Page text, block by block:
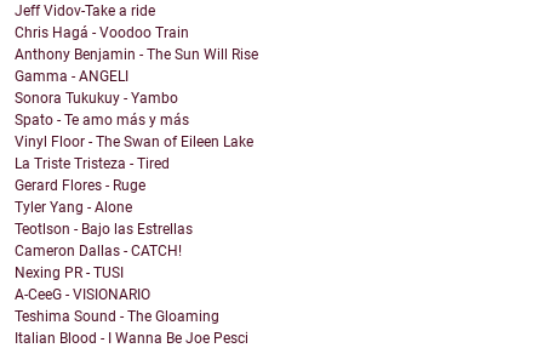
Jeff Vidov-Take a ride
Chris Hagá - Voodoo Train
Anthony Benjamin - The Sun Will Rise
Gamma - ANGELI
Sonora Tukukuy - Yambo
Spato - Te amo más y más
Vinyl Floor - The Swan of Eileen Lake
La Triste Tristeza - Tired
Gerard Flores - Ruge
Tyler Yang - Alone
Teotlson - Bajo las Estrellas
Cameron Dallas - CATCH!
Nexing PR - TUSI
A-CeeG - VISIONARIO
Teshima Sound - The Gloaming
Italian Blood - I Wanna Be Joe Pesci